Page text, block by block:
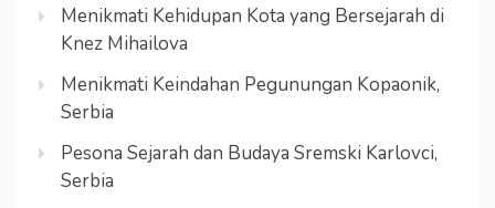
Menikmati Kehidupan Kota yang Bersejarah di
Knez Mihailova
Menikmati Keindahan Pegunungan Kopaonik,
Serbia
Pesona Sejarah dan Budaya Sremski Karlovci,
Serbia